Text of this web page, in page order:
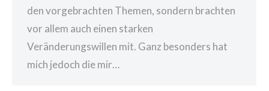
den vorgebrachten Themen, sondern brachten
vor allem auch einen starken
Veränderungswillen mit. Ganz besonders hat
mich jedoch die mir…